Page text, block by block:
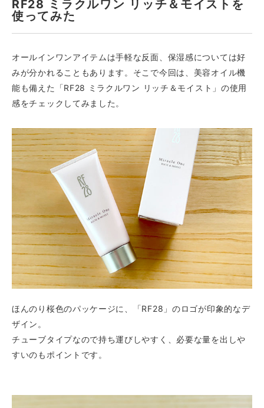
RF28 ミラクルワン リッチ＆モイストを
使ってみた
オールインワンアイテムは手軽な反面、保湿感については好
みが分かれることもあります。そこで今回は、美容オイル機
能も備えた「RF28 ミラクルワン リッチ＆モイスト」の使用
感をチェックしてみました。
ほんのり桜色のパッケージに、「RF28」のロゴが印象的なデ
ザイン。
チューブタイプなので持ち運びしやすく、必要な量を出しや
すいのもポイントです。